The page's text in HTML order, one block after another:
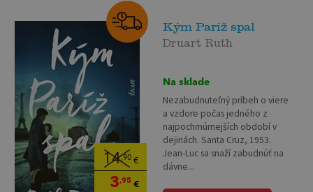
14,90 €
3,95 €
Kým Paríž spal
Druart Ruth
Na sklade
Nezabudnuteľný príbeh o viere
a vzdore počas jedného z
najpochmúrnejších období v
dejinách. Santa Cruz, 1953.
Jean-Luc sa snaží zabudnúť na
dávne...